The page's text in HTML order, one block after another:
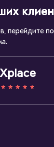
перейдите
Xplace